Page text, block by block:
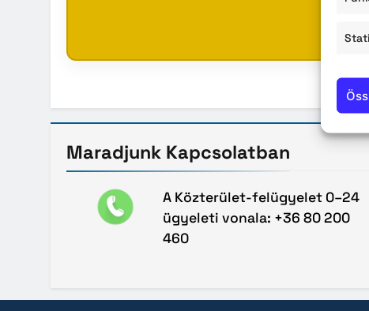
Maradjunk Kapcsolatban
A Közterület-felügyelet 0–24
ügyeleti vonala: +36 80 200
460